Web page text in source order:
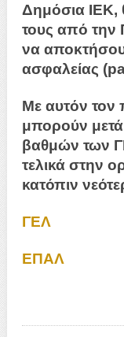
Δημόσια ΙΕΚ,
τους από την
να
ασφαλείας
Με αυτόν τον
μπορούν
βαθμών των
τελικά στην
κατόπιν
ΓΕΛ
ΕΠΑΛ